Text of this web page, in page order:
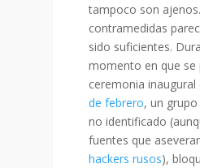
tampoco son
contramedidas
sido suficientes.
momento en que se
ceremonia inaugural
de febrero, un
no identificado
fuentes que
hackers rusos),